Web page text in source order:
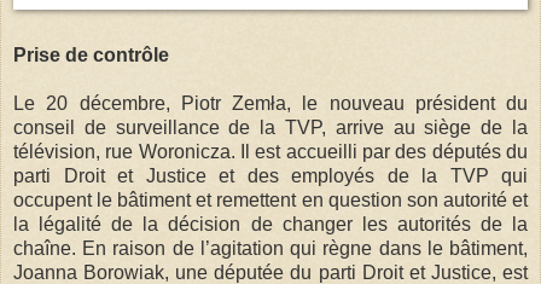
Prise de contrôle
Le 20 décembre, Piotr Zemła, le nouveau président du
conseil de surveillance de la TVP, arrive au siège de la
télévision, rue Woronicza. Il est accueilli par des députés du
parti Droit et Justice et des employés de la TVP qui
occupent le bâtiment et remettent en question son autorité et
la légalité de la décision de changer les autorités de la
chaîne. En raison de l’agitation qui règne dans le bâtiment,
Joanna Borowiak, une députée du parti Droit et Justice, est